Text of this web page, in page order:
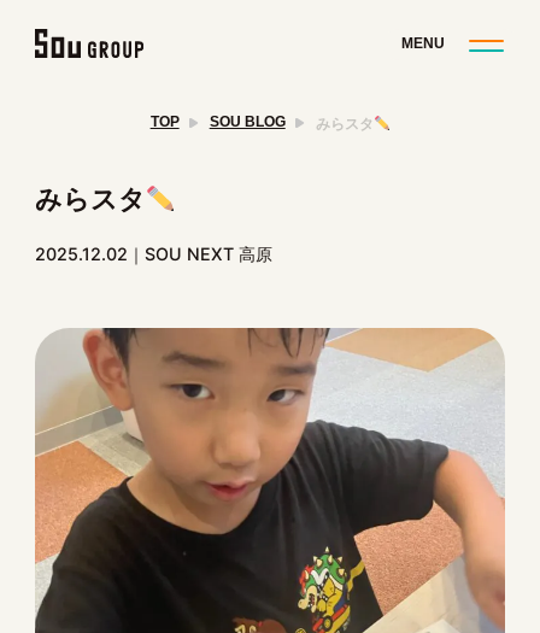
TOP SOU BLOG みらスタ
みらスタ
2025.12.02 SOU NEXT 高原